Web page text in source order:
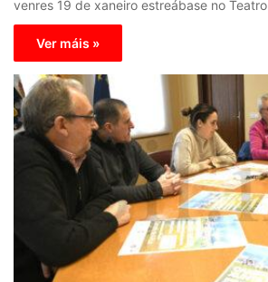
venres 19 de xaneiro estreábase no
Ver máis »